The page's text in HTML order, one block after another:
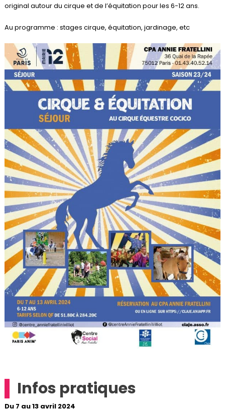
original autour du cirque et de l’équitation pour les 6-12 ans.
Au programme : stages cirque, équitation, jardinage, etc
Infos pratiques
Du 7 au 13 avril 2024